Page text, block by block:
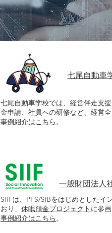
七尾自動車
七尾自動車学校では、経営伴走支
金申請、社員への研修など、経営
事例紹介はこちら。
一般財団法人
SIIFは、PFS/SIBをはじめとしたイ
おり、 休眠預金プロジェクト に参
事例紹介はこちら。